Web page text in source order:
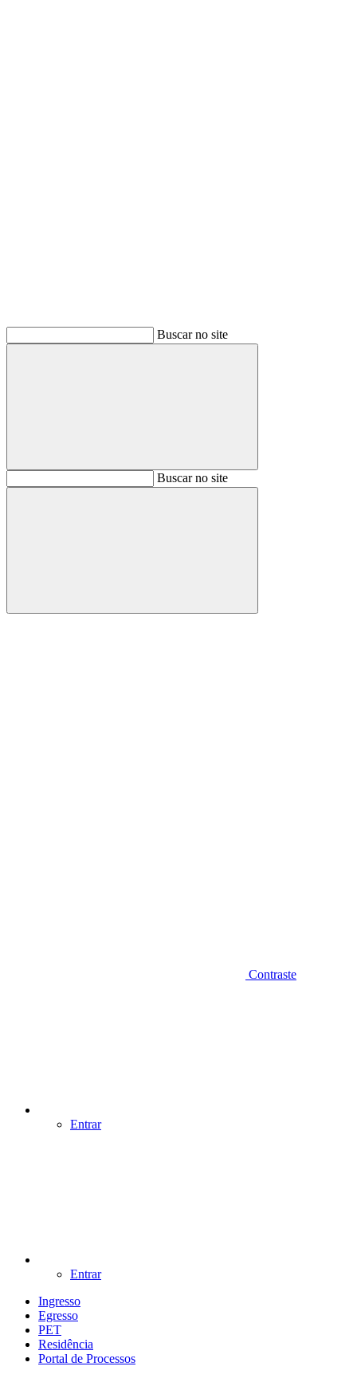
Buscar no site
BuscarBuscar no site
Buscar
Contraste
Entrar
Entrar
Ingresso
Egresso
PET
Residência
Portal de Processos